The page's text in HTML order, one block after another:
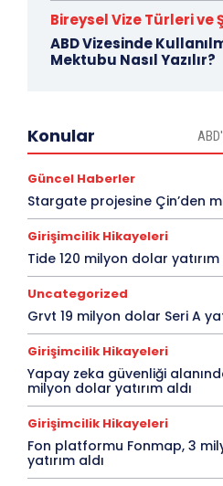
Bireysel Vize Türleri ve
ABD Vizesinde
Mektubu Nasıl Yazılır?
Konular
Güncel Haberler
Stargate projesine Çin’den
Girişimcilik Hikayeleri
Tide 120 milyon dolar yatırım
Uncategorized
Grvt 19 milyon dolar Seri A
Girişimcilik Hikayeleri
Yapay zeka güvenliği
milyon dolar yatırım aldı
Girişimcilik Hikayeleri
Fon platformu Fonmap, 3
yatırım aldı